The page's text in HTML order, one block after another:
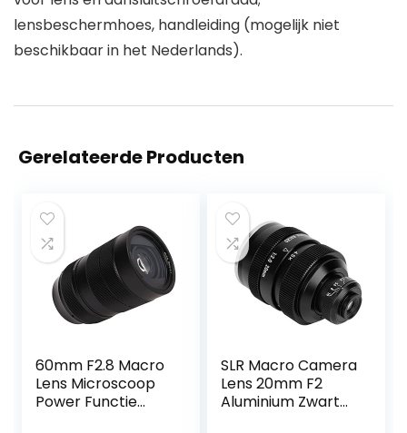
lensbeschermhoes, handleiding (mogelijk niet
beschikbaar in het Nederlands).
Gerelateerde Producten
60mm F2.8 Macro
Lens Microscoop
Power Functie
SLR Macro Camera
Lens 20mm F2
Aluminium Zwart